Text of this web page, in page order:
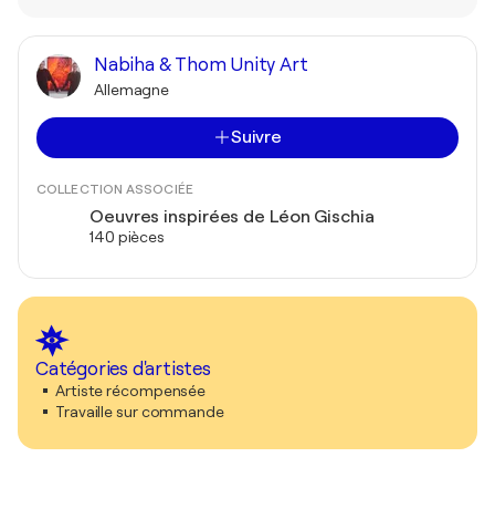
Nabiha & Thom Unity Art
Allemagne
Suivre
COLLECTION ASSOCIÉE
Oeuvres inspirées de Léon Gischia
140 pièces
Catégories d'artistes
Artiste récompensée
Travaille sur commande